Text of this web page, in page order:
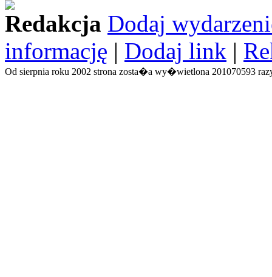
Redakcja Dodaj
informację | Dodaj link |
Od sierpnia roku 2002 strona zosta�a wy�wietlona 201070593